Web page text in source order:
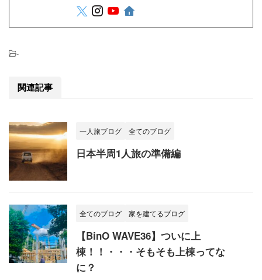
-
関連記事
一人旅ブログ 全てのブログ
日本半周1人旅の準備編
全てのブログ 家を建てるブログ
【BinO WAVE36】ついに上
棟！！・・・そもそも上棟ってな
に？